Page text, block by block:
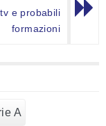
e probabili
formazioni
A